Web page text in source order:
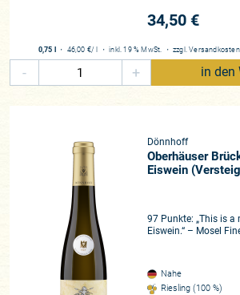
34,50 €
0,75 l ・ 46,00 €/ l ・inkl. 19 % MwSt. ・ zzgl.Versandkosten
- + in den
Dönnhoff
Oberhäuser
Eiswein
97 Punkte: „This is a
Eiswein.“ – Mosel
Nahe
Riesling (100 %)